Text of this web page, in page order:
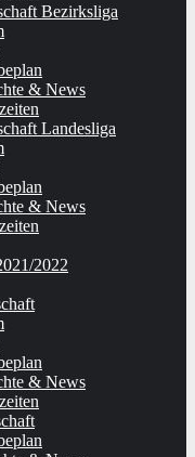
Bezirksliga
& News
Landesliga
& News
2022
& News